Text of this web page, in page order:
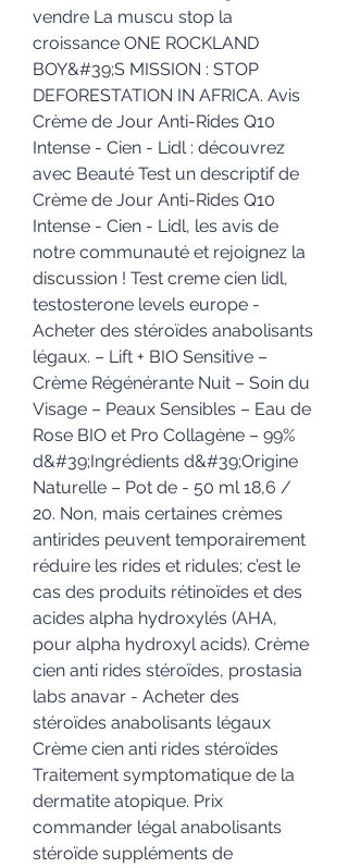
vendre La muscu stop la
croissance ONE ROCKLAND
BOY&#39;S MISSION : STOP
DEFORESTATION IN AFRICA. Avis
Crème de Jour Anti-Rides Q10
Intense - Cien - Lidl : découvrez
avec Beauté Test un descriptif de
Crème de Jour Anti-Rides Q10
Intense - Cien - Lidl, les avis de
notre communauté et rejoignez la
discussion ! Test creme cien lidl,
testosterone levels europe -
Acheter des stéroïdes anabolisants
légaux. – Lift + BIO Sensitive –
Crème Régénérante Nuit – Soin du
Visage – Peaux Sensibles – Eau de
Rose BIO et Pro Collagène – 99%
d&#39;Ingrédients d&#39;Origine
Naturelle – Pot de - 50 ml 18,6 /
20. Non, mais certaines crèmes
antirides peuvent temporairement
réduire les rides et ridules; c’est le
cas des produits rétinoïdes et des
acides alpha hydroxylés (AHA,
pour alpha hydroxyl acids). Crème
cien anti rides stéroïdes, prostasia
labs anavar - Acheter des
stéroïdes anabolisants légaux
Crème cien anti rides stéroïdes
Traitement symptomatique de la
dermatite atopique. Prix
commander légal anabolisants
stéroïde suppléments de